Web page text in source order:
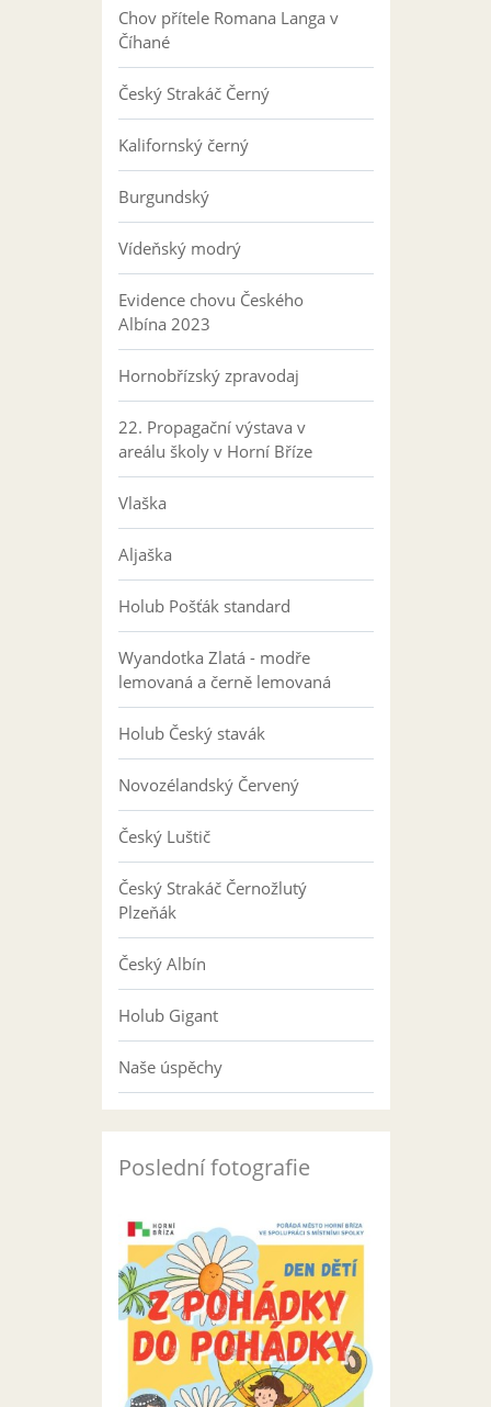
Chov přítele Romana Langa v
Číhané
Český Strakáč Černý
Kalifornský černý
Burgundský
Vídeňský modrý
Evidence chovu Českého
Albína 2023
Hornobřízský zpravodaj
22. Propagační výstava v
areálu školy v Horní Bříze
Vlaška
Aljaška
Holub Pošťák standard
Wyandotka Zlatá - modře
lemovaná a černě lemovaná
Holub Český stavák
Novozélandský Červený
Český Luštič
Český Strakáč Černožlutý
Plzeňák
Český Albín
Holub Gigant
Naše úspěchy
Poslední fotografie